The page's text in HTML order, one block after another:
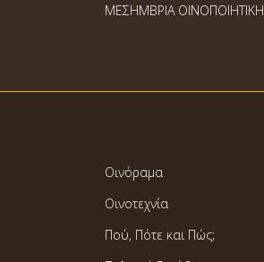
ΜΕΣΗΜΒΡΙΑ ΟΙΝΟΠΟΙΗΤΙΚΗ
Οινόραμα
Οινοτεχνία
Πού, Πότε και Πώς;